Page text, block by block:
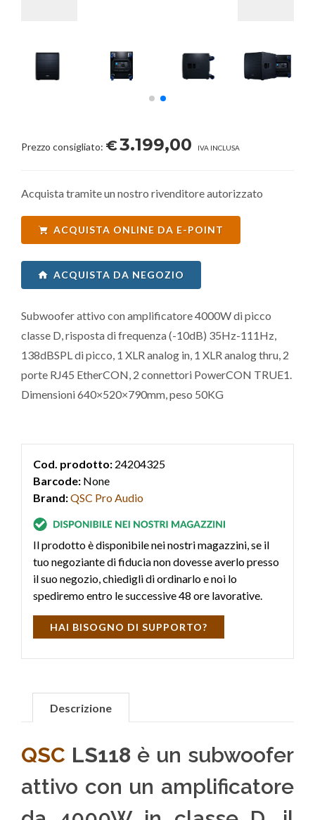
Prezzo consigliato: €3.199,00 IVA INCLUSA
Acquista tramite un nostro rivenditore autorizzato
ACQUISTA ONLINE DA E-POINT
ACQUISTA DA NEGOZIO
Subwoofer attivo con amplificatore 4000W di picco
classe D, risposta di frequenza (-10dB) 35Hz-111Hz,
138dBSPL di picco, 1 XLR analog in, 1 XLR analog thru, 2
porte RJ45 EtherCON, 2 connettori PowerCON TRUE1.
Dimensioni 640×520×790mm, peso 50KG
Cod. prodotto: 24204325
Barcode: None
Brand:QSC Pro Audio
Il prodotto è disponibile nei nostri magazzini, se il
tuo negoziante di fiducia non dovesse averlo presso
il suo negozio, chiedigli di ordinarlo e noi lo
spediremo entro le successive 48 ore lavorative.
HAI BISOGNO DI SUPPORTO?
Descrizione
QSC LS118 è un subwoofer
attivo con un amplificatore